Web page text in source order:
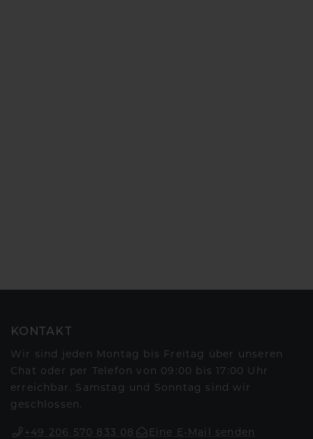
KONTAKT
Wir sind jeden Montag bis Freitag über unseren
Chat oder per Telefon von 09:00 bis 17:00 Uhr
erreichbar. Samstag und Sonntag sind wir
geschlossen.
+49 206 570 833 08
Eine E-Mail senden